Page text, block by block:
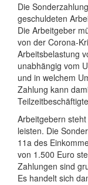
Die
geschuldeten
Die Arbeitgeber
von der Corona-
Arbeitsbelastung
unabhängig vom
und in welchem
Zahlung kann
Arbeitgebern
leisten. Die
11a des
von 1.500 Euro
Zahlungen sind
Es handelt sich